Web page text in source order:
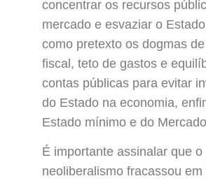
concentrar os recursos
mercado e esvaziar o
como pretexto os dogmas
fiscal, teto de gastos e
contas públicas para evitar
do Estado na economia,
Estado mínimo e do
É importante assinalar que o
neoliberalismo fracassou em